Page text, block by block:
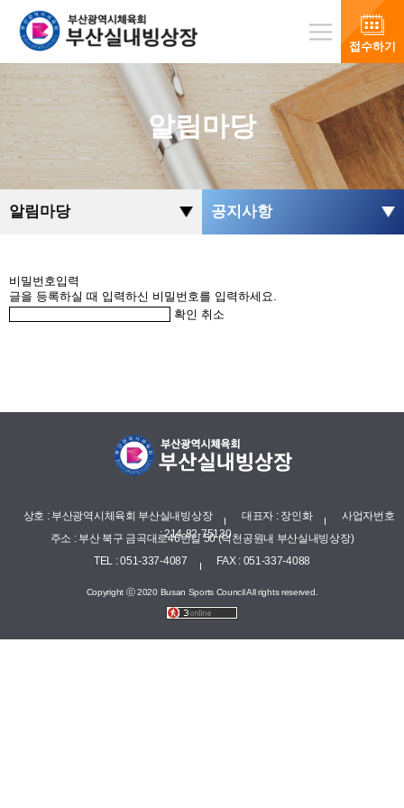
접수하기
알림마당
알림마당 공지사항
비밀번호입력
글을 등록하실 때 입력하신 비밀번호를 입력하세요.
확인 취소
상호 : 부산광역시체육회 부산실내빙상장 대표자 : 장인화
사업자번호
: 214-82-75130
주소 : 부산 북구 금곡대로46번길 50 (덕천공원내 부산실내빙상장)
TEL : 051-337-4087
FAX : 051-337-4088
Copyright ⓒ 2020 Busan Sports Council All rights reserved.